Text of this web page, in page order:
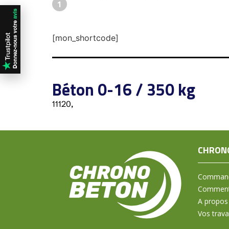
1
[mon_shortcode]
Béton 0-16 / 350 kg
11120,
A propos
Vos